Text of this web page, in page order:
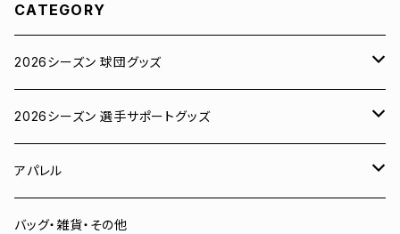
CATEGORY
2026シーズン 球団グッズ
ユニフォーム
Tシャツ
スウェット
2026シーズン 選手サポートグッズ
# 00 蓮
# 0 岡田竜汰
アパレル
スウェット・パーカー
バッグ・雑貨・その他